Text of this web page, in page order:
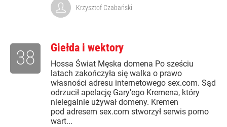
Krzysztof Czabański
Giełda i wektory
Hossa Świat Męska domena Po sześciu
latach zakończyła się walka o prawo
własności adresu internetowego sex.com. Sąd
odrzucił apelację Gary'ego Kremena, który
nielegalnie używał domeny. Kremen
pod adresem sex.com stworzył serwis porno
wart...
38